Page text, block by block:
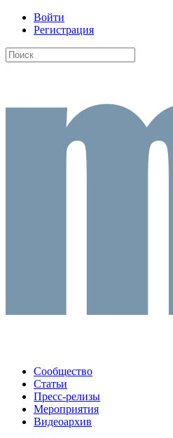
Войти
Регистрация
Сообщество
Статьи
Пресс-релизы
Мероприятия
Видеоархив